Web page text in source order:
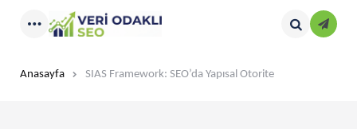
Kayıt
Anasayfa SIAS Framework: SEO’da Yapısal Otorite